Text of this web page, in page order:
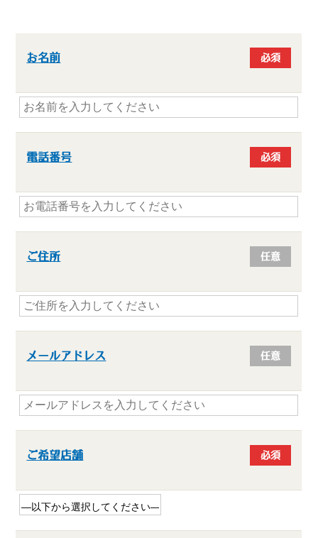
お名前 必須
電話番号 必須
ご住所 任意
メールアドレス 任意
ご希望店舗 必須